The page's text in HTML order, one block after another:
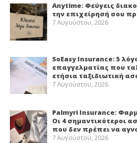
Anytime: Φεύγεις
την επιχείρησή σου
7 Αυγούστου, 2026
SoEasy Insurance: 5
επαγγελματίας που
ετήσια ταξιδιωτική
7 Αυγούστου, 2026
Palmyri Insurance:
Οι 4 σημαντικότεροι
που δεν πρέπει να
7 Αυγούστου, 2026